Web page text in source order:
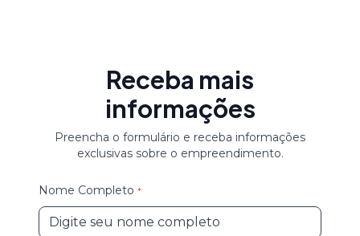
Receba mais
informações
Preencha o formulário e receba informações
exclusivas sobre o empreendimento.
Nome Completo *